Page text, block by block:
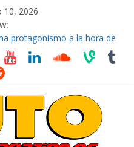
10, 2026
para cubrir las rutas de La
protagonismo a la hora de
si permanece varios días sin
47ª, recorre 7 provincias en 8